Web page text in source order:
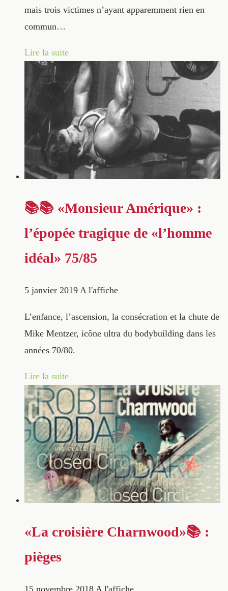
mais trois victimes n’ayant apparemment rien en
commun…
Lire la suite
📚📚 «Monsieur Amérique» :
l’épopée tragique de «l’homme
idéal» 75/85
5 janvier 2019 A l'affiche
L’enfance, l’ascension, la consécration et la chute de
Mike Mentzer, icône ultra du bodybuilding dans les
années 70/80.
Lire la suite
«La croisière Charnwood»📚 :
pièges
15 novembre 2018 A l'affiche